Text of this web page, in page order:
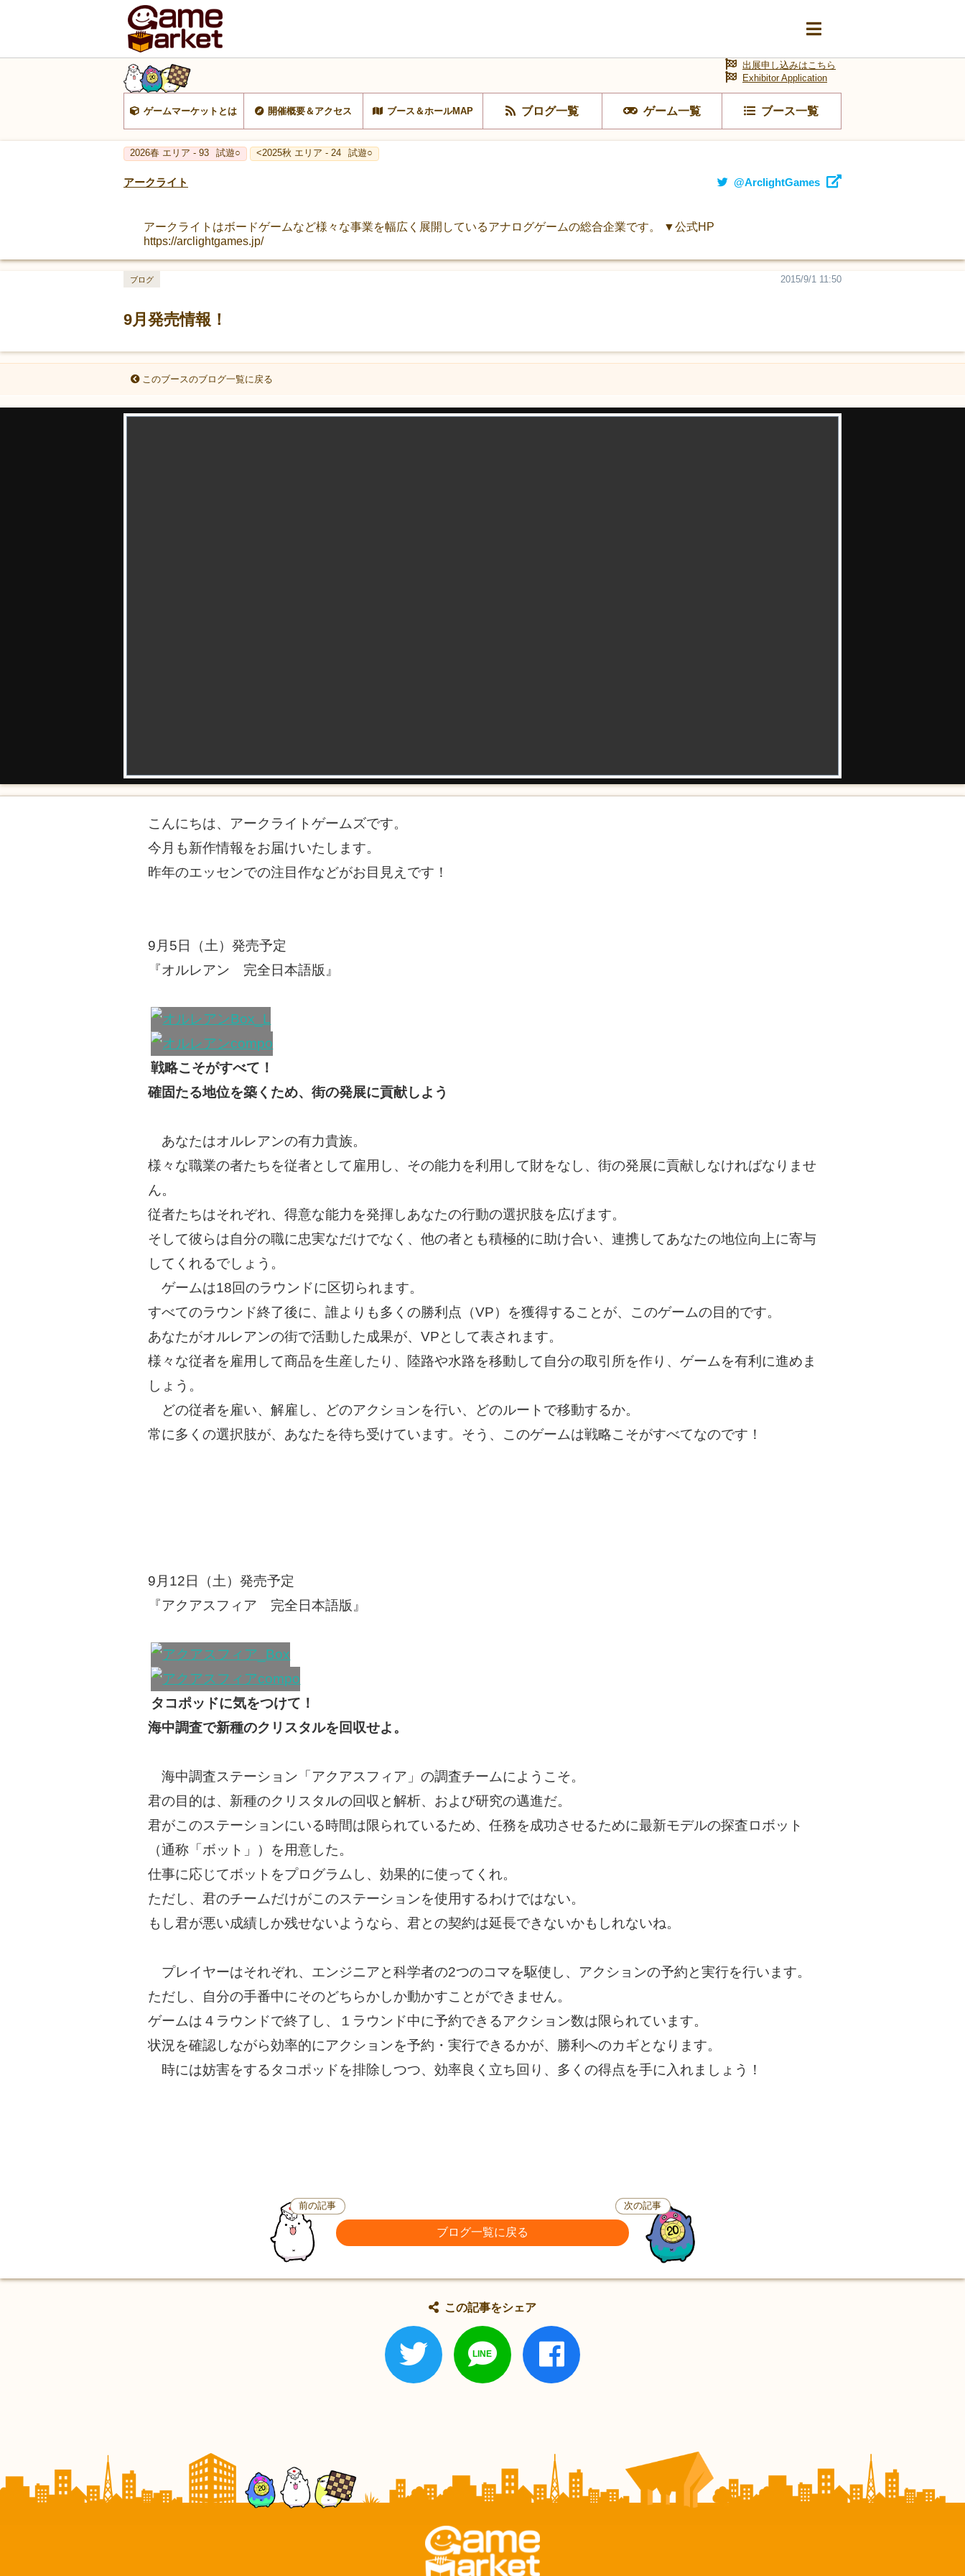
ゲームマーケットとは 開催概要＆アクセス ブース＆ホールMAP ブログ一覧 ゲーム一覧 ブース一覧
出展申し込みはこちら
Exhibitor Application
2026春 エリア - 93 試遊○ <2025秋 エリア - 24 試遊○
アークライト @ArclightGames
アークライトはボードゲームなど様々な事業を幅広く展開しているアナログゲームの総合企業です。 ▼公式HP
https://arclightgames.jp/
9月発売情報！
2015/9/1 11:50
ブログ
このブースのブログ一覧に戻る
こんにちは、アークライトゲームズです。
今月も新作情報をお届けいたします。
昨年のエッセンでの注目作などがお目見えです！
9月5日（土）発売予定
『オルレアン 完全日本語版』
戦略こそがすべて！
確固たる地位を築くため、街の発展に貢献しよう
あなたはオルレアンの有力貴族。
様々な職業の者たちを従者として雇用し、その能力を利用して財をなし、街の発展に貢献しなければなりませ
ん。
従者たちはそれぞれ、得意な能力を発揮しあなたの行動の選択肢を広げます。
そして彼らは自分の職に忠実なだけでなく、他の者とも積極的に助け合い、連携してあなたの地位向上に寄与
してくれるでしょう。
ゲームは18回のラウンドに区切られます。
すべてのラウンド終了後に、誰よりも多くの勝利点（VP）を獲得することが、このゲームの目的です。
あなたがオルレアンの街で活動した成果が、VPとして表されます。
様々な従者を雇用して商品を生産したり、陸路や水路を移動して自分の取引所を作り、ゲームを有利に進めま
しょう。
どの従者を雇い、解雇し、どのアクションを行い、どのルートで移動するか。
常に多くの選択肢が、あなたを待ち受けています。そう、このゲームは戦略こそがすべてなのです！
9月12日（土）発売予定
『アクアスフィア 完全日本語版』
タコポッドに気をつけて！
海中調査で新種のクリスタルを回収せよ。
海中調査ステーション「アクアスフィア」の調査チームにようこそ。
君の目的は、新種のクリスタルの回収と解析、および研究の邁進だ。
君がこのステーションにいる時間は限られているため、任務を成功させるために最新モデルの探査ロボット
（通称「ボット」）を用意した。
仕事に応じてボットをプログラムし、効果的に使ってくれ。
ただし、君のチームだけがこのステーションを使用するわけではない。
もし君が悪い成績しか残せないようなら、君との契約は延長できないかもしれないね。
プレイヤーはそれぞれ、エンジニアと科学者の2つのコマを駆使し、アクションの予約と実行を行います。
ただし、自分の手番中にそのどちらかしか動かすことができません。
ゲームは４ラウンドで終了し、１ラウンド中に予約できるアクション数は限られています。
状況を確認しながら効率的にアクションを予約・実行できるかが、勝利へのカギとなります。
時には妨害をするタコポッドを排除しつつ、効率良く立ち回り、多くの得点を手に入れましょう！
前の記事
ブログ一覧に戻る
次の記事
この記事をシェア